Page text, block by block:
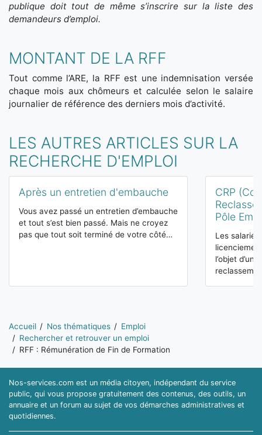
publique doit tout de même s’inscrire sur la liste des
demandeurs d’emploi.
MONTANT DE LA RFF
Tout comme l’ARE, la RFF est une indemnisation versée
chaque mois aux chômeurs et calculée selon le salaire
journalier de référence des derniers mois d’activité.
LES AUTRES ARTICLES SUR LA
RECHERCHE D'EMPLOI
Après un entretien d'embauche
Vous avez passé un entretien d’embauche
et tout s’est bien passé. Mais ne croyez
pas que tout soit terminé de votre côté…
CRP
Pôle
Les
l’objet
Vous êtes ici:
Accueil Nos thématiques
Emploi
Rechercher et retrouver un emploi
RFF : Rémunération de Fin de Formation
Nos-services.com est un média citoyen, indépendant du service
public, qui vous propose gratuitement des contenus, des outils, un
annuaire et un forum au sujet de vos démarches administratives et
quotidiennes.